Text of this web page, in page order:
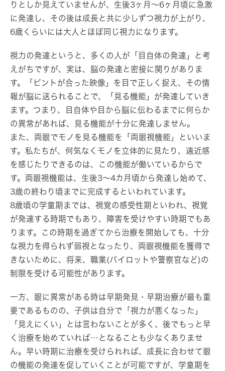
りとしか見えていませんが、生後3ヶ月～6ヶ月頃に急激
に発達し、その後は成長と共に少しずつ視力が上がり、
6歳くらいには大人とほぼ同じ視力になります。
視力の発達というと、多くの人が「目自体の発達」と考
えがちですが、実は、脳の発達と密接に関りがありま
す。「ピントが合った映像」を目で正しく捉え、その情
報が脳に送られることで、「見る機能」が発達していき
ます。つまり、目自体や目から脳に伝わるまでに何らか
の異常があれば、見る機能が十分に発達しません。
また、両眼でモノを見る機能を「両眼視機能」といいま
す。私たちが、何気なくモノを立体的に見たり、遠近感
を感じたりできるのは、この機能が働いているからで
す。両眼視機能は、生後3～4カ月頃から発達し始めて、
3歳の終わり頃までに完成するといわれています。
8歳頃の学童期までは、視覚の感受性期といわれ、視覚
が発達する時期でもあり、障害を受けやすい時期でもあ
ります。この時期を過ぎてから治療を開始しても、十分
な視力を得られず弱視となったり、両眼視機能を獲得で
きないために、将来、職業(パイロットや警察官など)の
制限を受ける可能性があります。
一方、眼に異常がある時は早期発見・早期治療が最も重
要であるものの、子供は自分で「視力が悪くなった」
「見えにくい」とは言わないことが多く、後でもっと早
く治療を始めていれば…となることも少なくありませ
ん。早い時期に治療を受けられれば、成長に合わせて眼
の機能の発達を促していくことが可能ですが、学童期を